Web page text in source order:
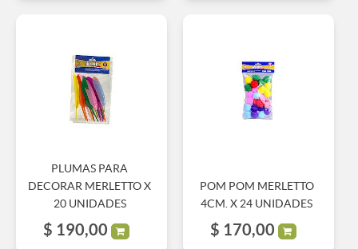
PLUMAS PARA
DECORAR MERLETTO X
20 UNIDADES
$ 190,00
POM POM MERLETTO
4CM. X 24 UNIDADES
$ 170,00